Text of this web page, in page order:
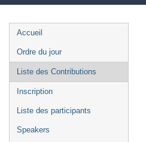
Menu
de
l'événement
Accueil
Ordre du jour
Liste des Contributions
Inscription
Liste des participants
Speakers